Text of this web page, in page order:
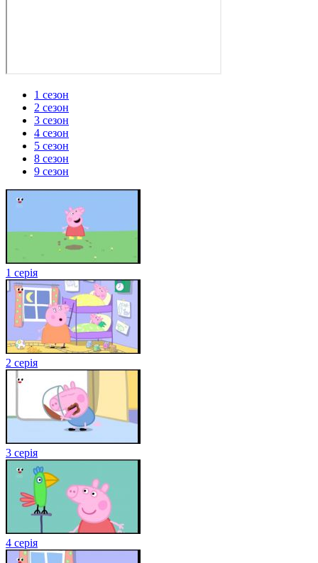
1 сезон
2 сезон
3 сезон
4 сезон
5 сезон
8 сезон
9 сезон
1 серія
2 серія
3 серія
4 серія